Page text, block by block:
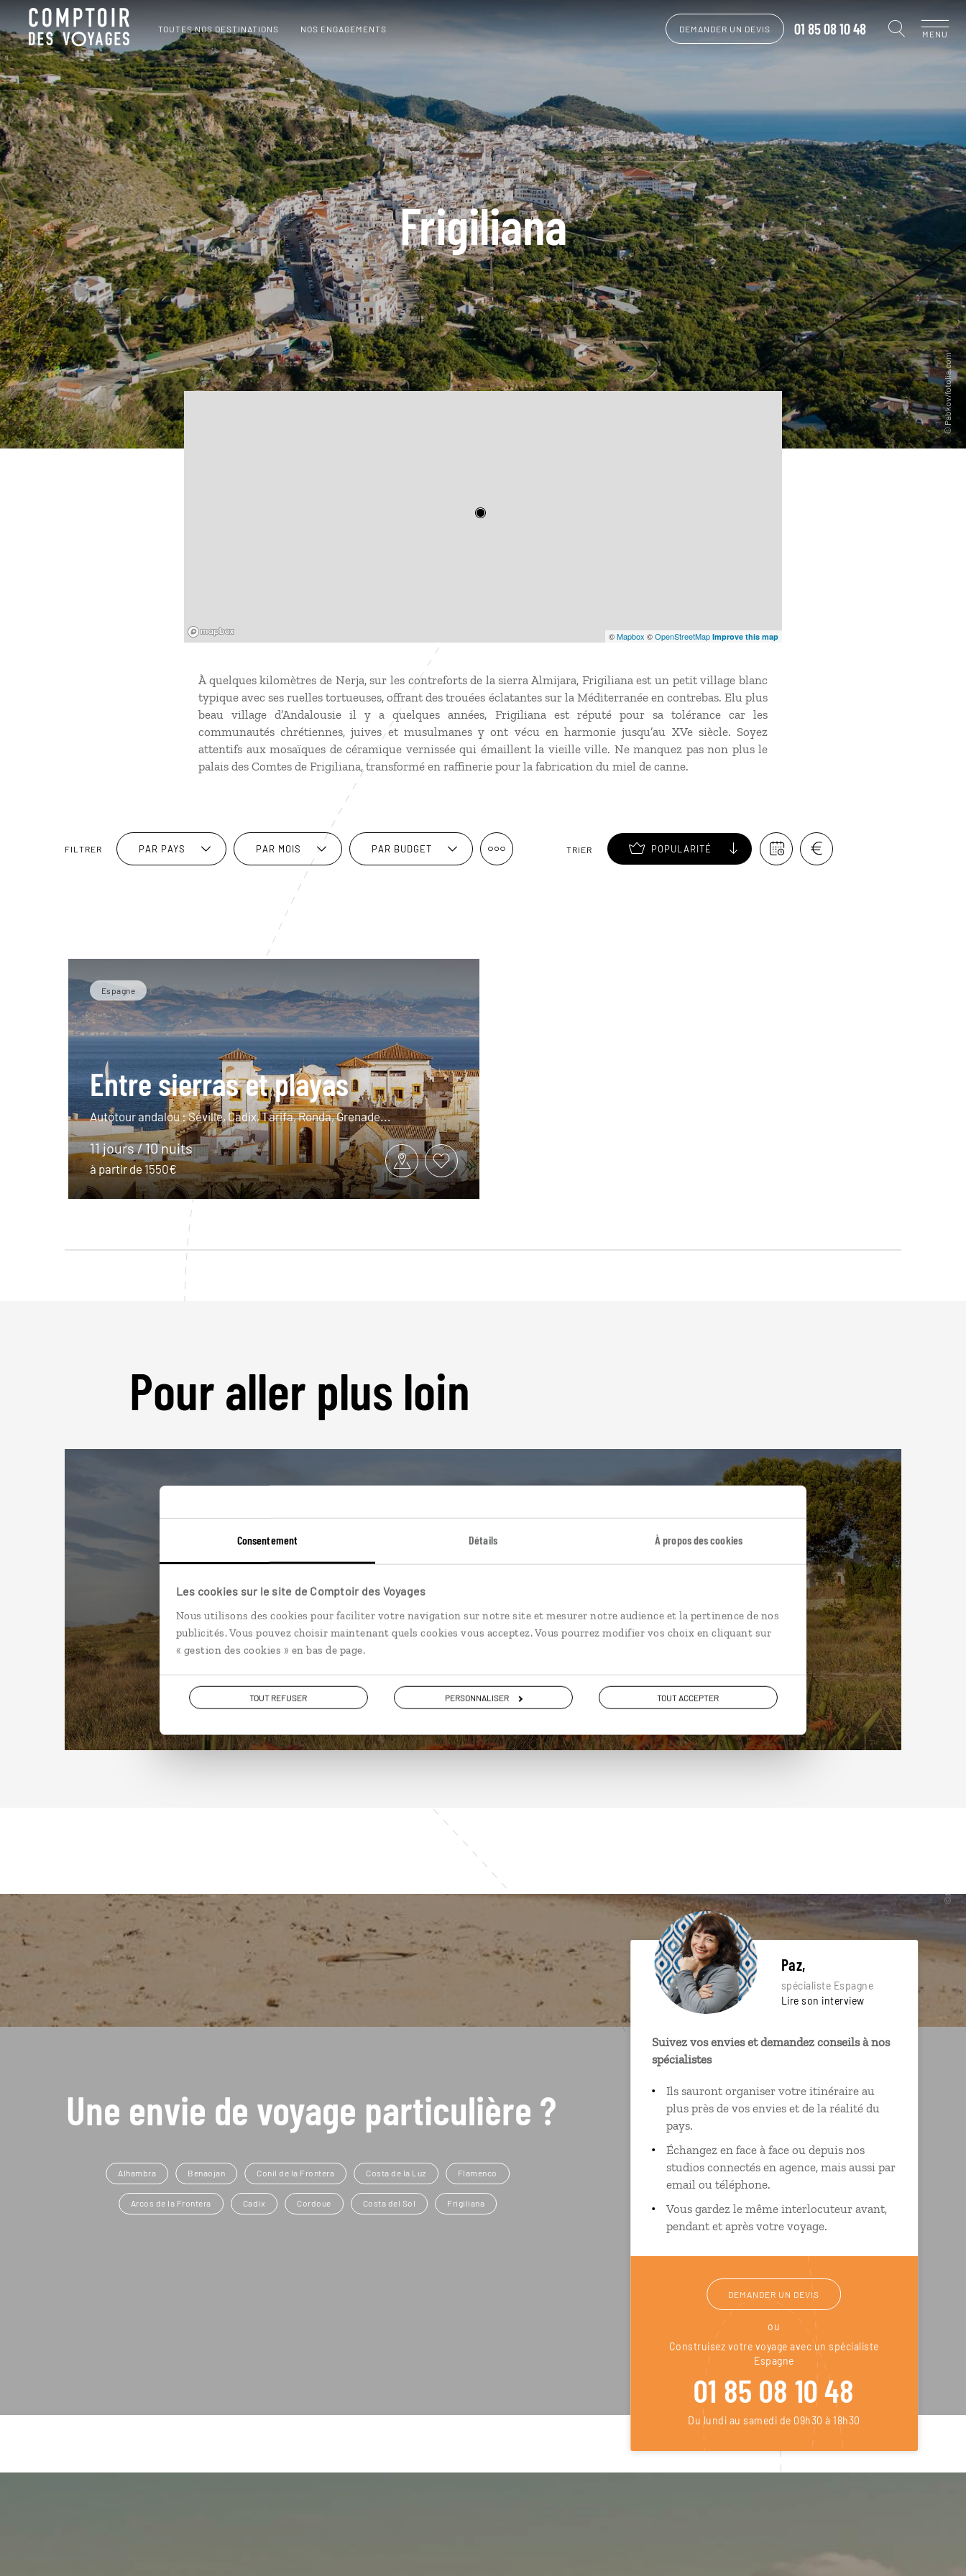
Consentement Détails À propos des cookies
Les cookies sur le site de Comptoir des Voyages
Nous utilisons des cookies pour faciliter votre navigation sur notre site et mesurer notre audience et la pertinence de nos
publicités. Vous pouvez choisir maintenant quels cookies vous acceptez. Vous pourrez modifier vos choix en cliquant sur
« gestion des cookies » en bas de page.
TOUT REFUSER PERSONNALISER TOUT ACCEPTER
TOUTES NOS DESTINATIONS NOS ENGAGEMENTS DEMANDER UN DEVIS 01 85 08 10 48 MENU
Frigiliana
©Mapbox ©OpenStreetMap Improve this map
À quelques kilomètres de Nerja, sur les contreforts de la sierra Almijara, Frigiliana est un petit village blanc
typique avec ses ruelles tortueuses, offrant des trouées éclatantes sur la Méditerranée en contrebas. Elu plus
beau village d’Andalousie il y a quelques années, Frigiliana est réputé pour sa tolérance car les
communautés chrétiennes, juives et musulmanes y ont vécu en harmonie jusqu’au XVe siècle. Soyez
attentifs aux mosaïques de céramique vernissée qui émaillent la vieille ville. Ne manquez pas non plus le
palais des Comtes de Frigiliana, transformé en raffinerie pour la fabrication du miel de canne.
FILTRER PAR PAYS PAR MOIS PAR BUDGET TRIER POPULARITÉ
Espagne
Entre sierras et playas
Autotour andalou : Séville, Cadix, Tarifa, Ronda, Grenade...
11 jours / 10 nuits
à partir de 1550€
Pour aller plus loin
Nos 30 idées de voyage
Espagne
Une envie de voyage particulière ?
Alhambra Benaojan Conil de la Frontera Costa de la Luz Flamenco
Arcos de la Frontera Cadix Cordoue Costa del Sol Frigiliana
Paz,
spécialiste Espagne
Lire son interview
Suivez vos envies et demandez conseils à nos
spécialistes
Ils sauront organiser votre itinéraire au
plus près de vos envies et de la réalité du
pays.
Échangez en face à face ou depuis nos
studios connectés en agence, mais aussi par
email ou téléphone.
Vous gardez le même interlocuteur avant,
pendant et après votre voyage.
DEMANDER UN DEVIS
ou
Construisez votre voyage avec un spécialiste
Espagne
01 85 08 10 48
Du lundi au samedi de 09h30 à 18h30